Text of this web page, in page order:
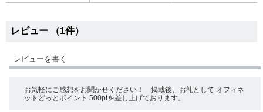
レビュー （1件）
レビューを書く
お気軽にご感想をお聞かせください！ 掲載後、お礼として オフィネ
ットどっとポイント 500ptを差し上げております。